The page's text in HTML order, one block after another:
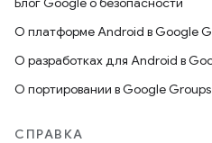
О платформе Android в Google
О разработках для Android в
О портировании в Google Groups
СПРАВКА